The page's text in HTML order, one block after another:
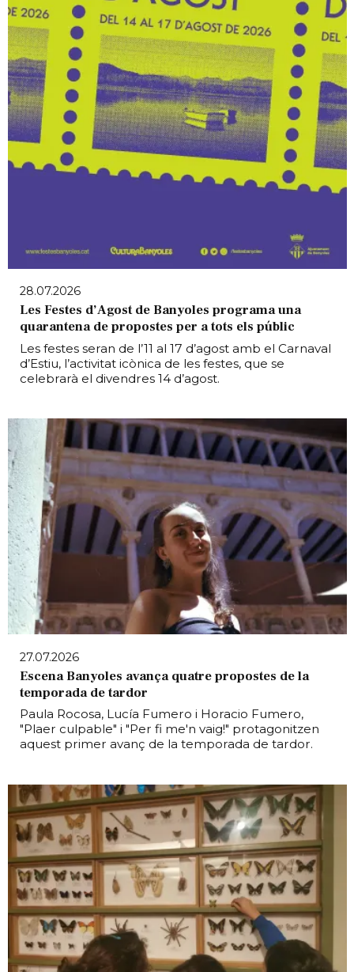
28.07.2026
Les Festes d’Agost de Banyoles programa una
quarantena de propostes per a tots els públic
Les festes seran de l’11 al 17 d’agost amb el Carnaval
d’Estiu, l’activitat icònica de les festes, que se
celebrarà el divendres 14 d’agost.
27.07.2026
Escena Banyoles avança quatre propostes de la
temporada de tardor
Paula Rocosa, Lucía Fumero i Horacio Fumero,
"Plaer culpable" i "Per fi me'n vaig!" protagonitzen
aquest primer avanç de la temporada de tardor.